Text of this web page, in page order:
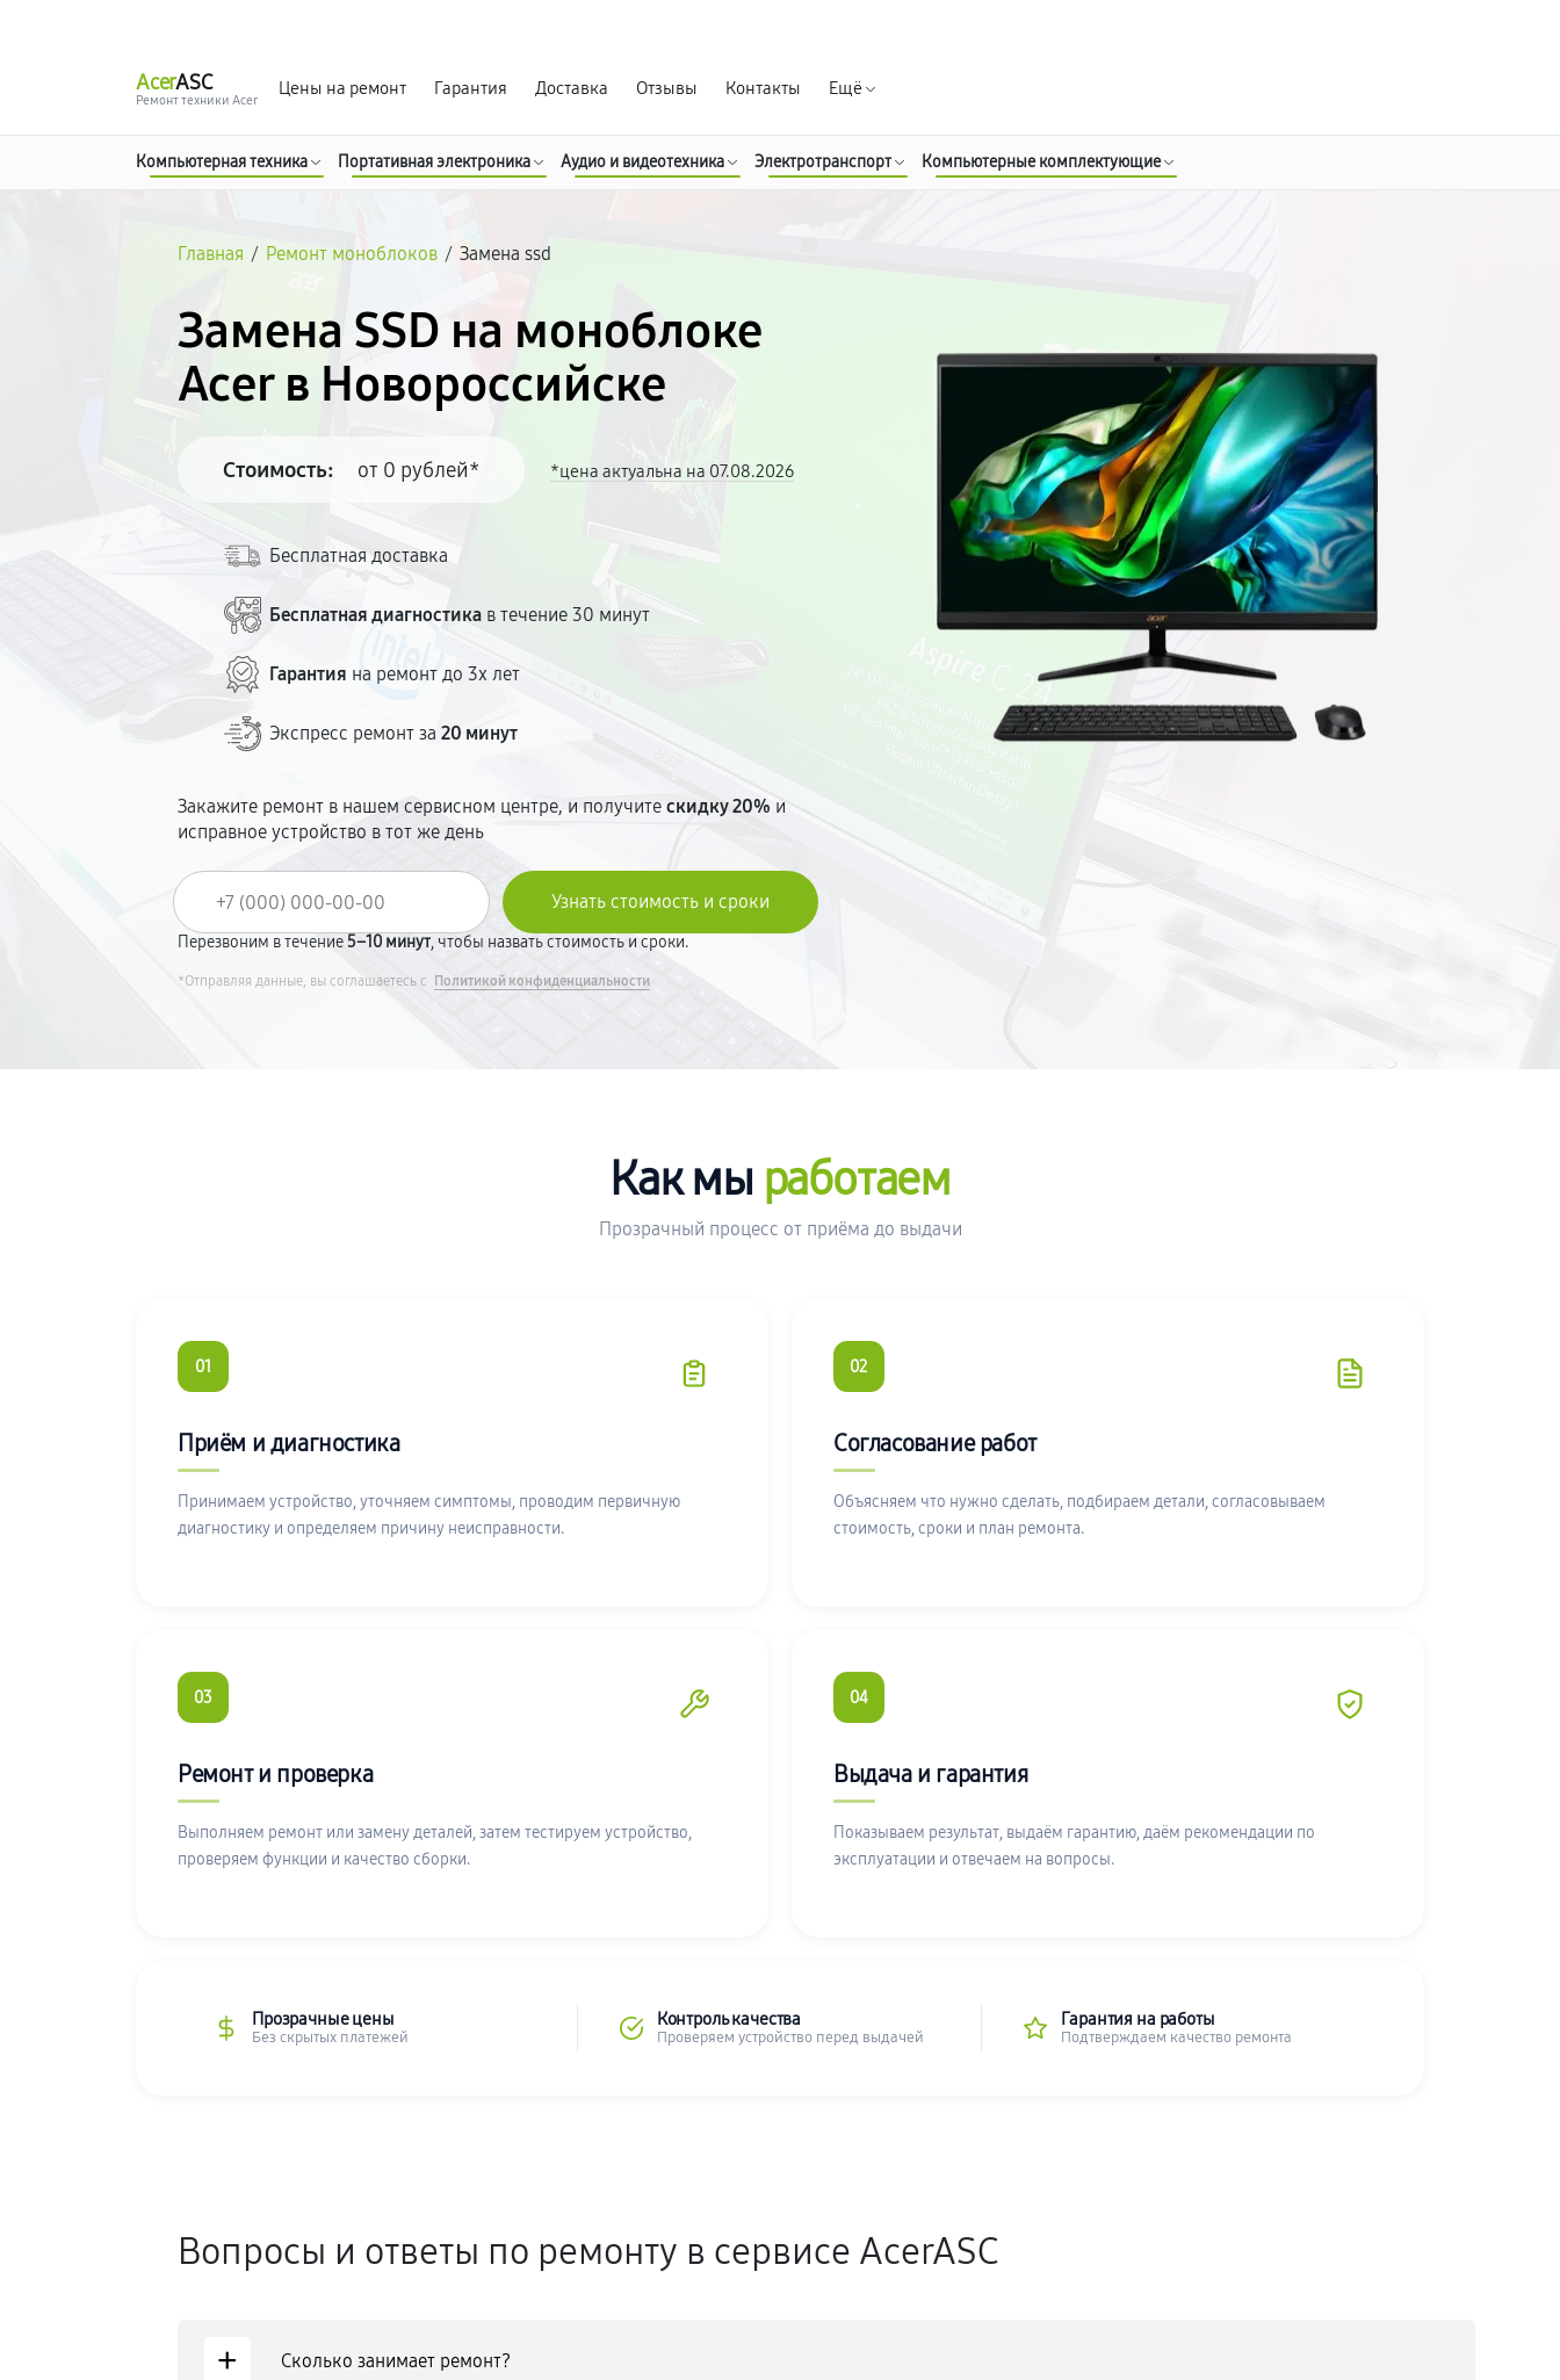
AcerASC
Ремонт техники Acer
Цены на ремонт Гарантия Доставка Отзывы Контакты Ещё
Компьютерная техника Портативная электроника Аудио и видеотехника Электротранспорт Компьютерные комплектующие
Главная / Ремонт моноблоков / Замена ssd
Замена SSD на моноблоке
Acer в Новороссийске
Стоимость: от 0 рублей* *цена актуальна на 07.08.2026
Бесплатная доставка
Бесплатная диагностика в течение 30 минут
Гарантия на ремонт до 3х лет
Экспресс ремонт за20 минут
Закажите ремонт в нашем сервисном центре, и получитескидку 20% и
исправное устройство в тот же день
Перезвоним в течение5–10 минут, чтобы назвать стоимость и сроки.
*Отправляя данные, вы соглашаетесь с Политикой конфиденциальности
Как мы работаем
Прозрачный процесс от приёма до выдачи
01
Приём и диагностика
Принимаем устройство, уточняем симптомы, проводим первичную
диагностику и определяем причину неисправности.
02
Согласование работ
Объясняем что нужно сделать, подбираем детали, согласовываем
стоимость, сроки и план ремонта.
03
Ремонт и проверка
Выполняем ремонт или замену деталей, затем тестируем устройство,
проверяем функции и качество сборки.
04
Выдача и гарантия
Показываем результат, выдаём гарантию, даём рекомендации по
эксплуатации и отвечаем на вопросы.
Прозрачные цены
Без скрытых платежей
Контроль качества
Проверяем устройство перед выдачей
Гарантия на работы
Подтверждаем качество ремонта
Вопросы и ответы по ремонту в сервисе AcerASC
+ Сколько занимает ремонт?